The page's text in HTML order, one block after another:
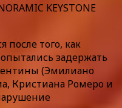
KEYSTONE
после того, как
задержать
(Эмилиано
Кристиана Ромеро и